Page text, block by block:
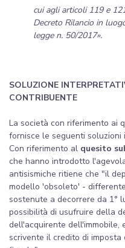
cui agli articoli 119 e
Decreto Rilancio in
legge n. 50/2017».
SOLUZIONE
CONTRIBUENTE
La società con riferimento ai
fornisce le seguenti soluzioni
Con riferimento al quesito
che hanno introdotto
antisismiche ritiene che "il
modello 'obsoleto' -
sostenute a decorrere da 1°
possibilità di usufruire della
dell'acquirente dell'immobile,
scrivente il credito di